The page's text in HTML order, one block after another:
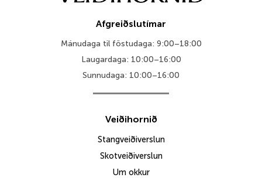
Afgreiðslutímar
Mánudaga til föstudaga: 9:00–18:00
Laugardaga: 10:00–16:00
Sunnudaga: 10:00–16:00
Veiðihornið
Stangveiðiverslun
Skotveiðiverslun
Um okkur